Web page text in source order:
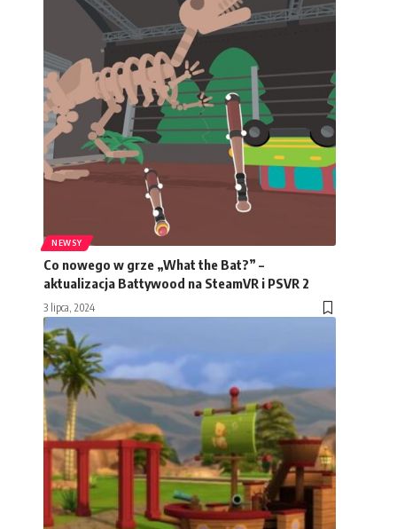
NEWSY
Co nowego w grze „What the Bat?” –
aktualizacja Battywood na SteamVR i PSVR 2
3 lipca, 2024